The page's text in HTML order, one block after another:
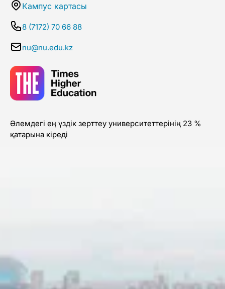
Кампус картасы
8 (7172) 70 66 88
nu@nu.edu.kz
Әлемдегі ең үздік зерттеу университеттерінің 23 %
қатарына кіреді